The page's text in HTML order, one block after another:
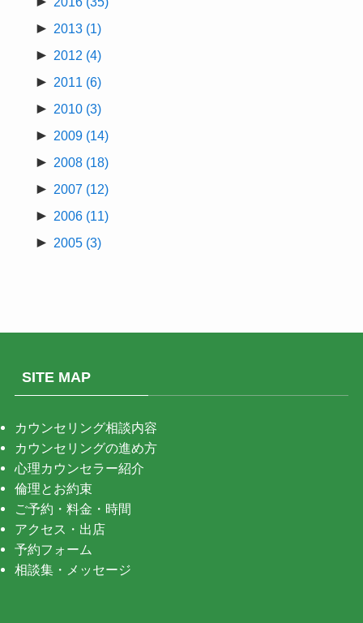
► 2013 (1)
► 2012 (4)
► 2011 (6)
► 2010 (3)
► 2009 (14)
► 2008 (18)
► 2007 (12)
► 2006 (11)
► 2005 (3)
SITE MAP
カウンセリング相談内容
カウンセリングの進め方
心理カウンセラー紹介
倫理とお約束
ご予約・料金・時間
アクセス・出店
予約フォーム
相談集・メッセージ